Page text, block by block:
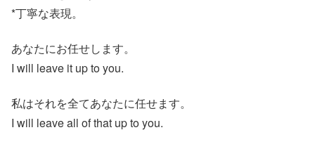
*丁寧な表現。
あなたにお任せします。
I will leave it up to you.
私はそれを全てあなたに任せます。
I will leave all of that up to you.